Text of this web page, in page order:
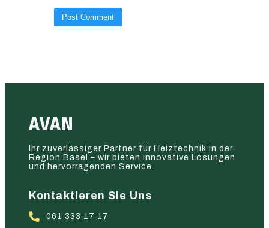
AVAN
Ihr zuverlässiger Partner für Heiztechnik in der
Region Basel – wir bieten innovative Lösungen
und hervorragenden Service.
Kontaktieren Sie Uns
061 333 17 17